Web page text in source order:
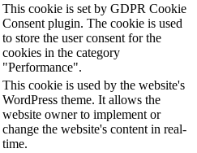
This cookie is set by GDPR Cookie
Consent plugin. The cookie is used
to store the user consent for the
cookies in the category
"Performance".
This cookie is used by the website's
WordPress theme. It allows the
website owner to implement or
change the website's content in real-
time.